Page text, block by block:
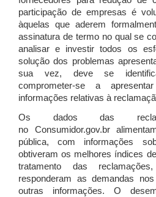
participação de empresas é
àquelas que aderem
assinatura de termo no qual se
analisar e investir todos os
solução dos problemas
sua vez, deve se
comprometer-se a
informações relativas à
Os dados das
no Consumidor.gov.br
pública, com informações
obtiveram os melhores índices
tratamento das
responderam as demandas
outras informações. O